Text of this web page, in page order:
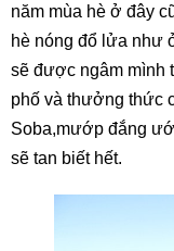
năm mùa hè ở đây
hè nóng đổ lửa như
sẽ được ngâm mình
phố và thưởng thức
Soba,mướp đắng
sẽ tan biết hết.